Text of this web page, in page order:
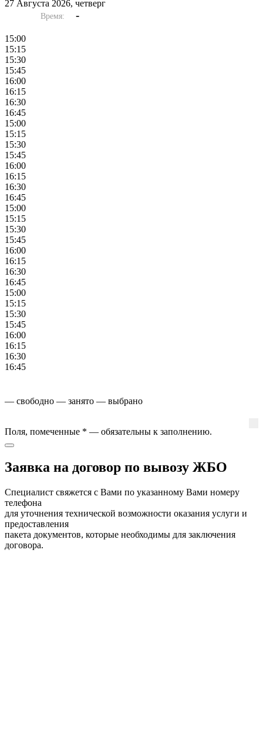
27 Августа 2026, четверг
Время: -
15:00
15:15
15:30
15:45
16:00
16:15
16:30
16:45
15:00
15:15
15:30
15:45
16:00
16:15
16:30
16:45
15:00
15:15
15:30
15:45
16:00
16:15
16:30
16:45
15:00
15:15
15:30
15:45
16:00
16:15
16:30
16:45
— свободно — занято — выбрано
Поля, помеченные * — обязательны к заполнению.
Заявка на договор по вывозу ЖБО
Специалист свяжется с Вами по указанному Вами номеру
телефона
для уточнения технической возможности оказания услуги и
предоставления
пакета документов, которые необходимы для заключения
договора.